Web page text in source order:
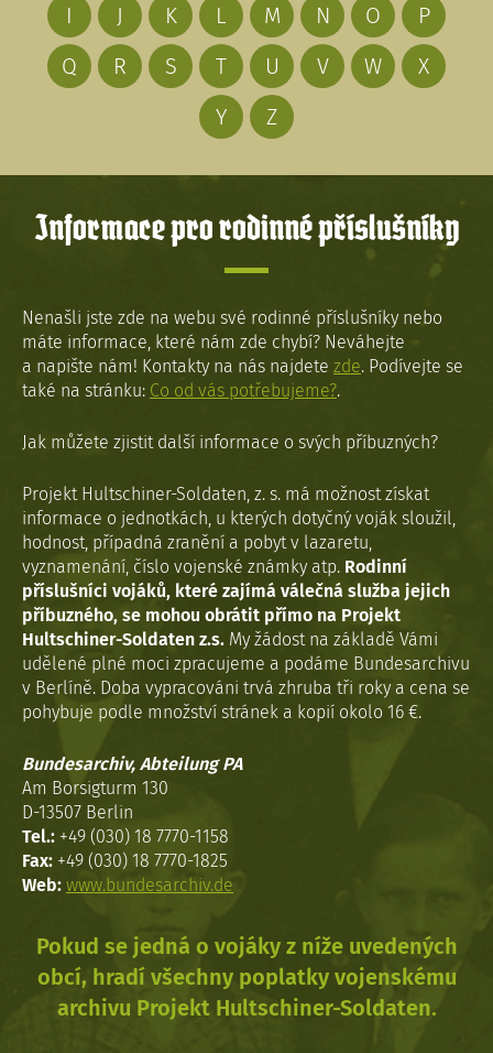
I
J K L M N O
P
Q
R S T U V W
X
Y
Z
Informace pro rodinné příslušníky
Nenašli jste zde na webu své rodinné příslušníky nebo
máte informace, které nám zde chybí? Neváhejte
a napište nám! Kontakty na nás najdete zde. Podívejte se
také na stránku: Co od vás potřebujeme?.
Jak můžete zjistit další informace o svých příbuzných?
Projekt Hultschiner-Soldaten, z. s. má možnost získat
informace o jednotkách, u kterých dotyčný voják sloužil,
hodnost, případná zranění a pobyt v lazaretu,
vyznamenání, číslo vojenské známky atp. Rodinní
příslušníci vojáků, které zajímá válečná služba jejich
příbuzného, se mohou obrátit přímo na Projekt
Hultschiner-Soldaten z.s. My žádost na základě Vámi
udělené plné moci zpracujeme a podáme Bundesarchivu
v Berlíně. Doba vypracováni trvá zhruba tři roky a cena se
pohybuje podle množství stránek a kopií okolo 16 €.
Bundesarchiv, Abteilung PA
Am Borsigturm 130
D-13507 Berlin
Tel.: +49 (030) 18 7770-1158
Fax: +49 (030) 18 7770-1825
Web: www.bundesarchiv.de
Pokud se jedná o vojáky z níže uvedených
obcí, hradí všechny poplatky vojenskému
archivu Projekt Hultschiner-Soldaten.